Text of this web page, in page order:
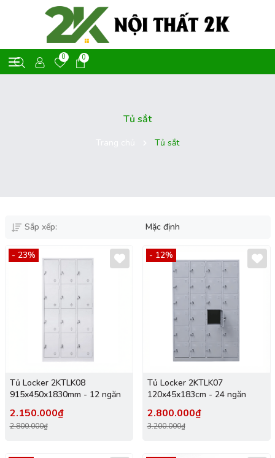
0 0
Tủ sắt
Tủ sắt
Sắp xếp: Mặc định
- 23%
Tủ Locker 2KTLK08
915x450x1830mm - 12 ngăn
2.150.000₫
2.800.000₫
- 12%
Tủ Locker 2KTLK07
120x45x183cm - 24 ngăn
2.800.000₫
3.200.000₫